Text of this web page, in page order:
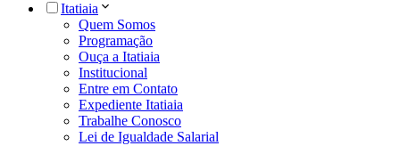
Itatiaia
Quem Somos
Programação
Ouça a Itatiaia
Institucional
Entre em Contato
Expediente Itatiaia
Trabalhe Conosco
Lei de Igualdade Salarial